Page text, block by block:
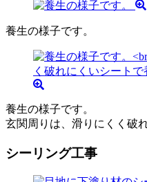
養生の様子です。
養生の様子です。
玄関周りは、滑りにくく破
シーリング工事